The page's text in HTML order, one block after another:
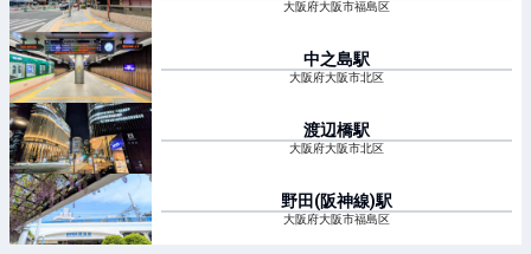
大阪府大阪市福島区
中之島駅
大阪府大阪市北区
渡辺橋駅
大阪府大阪市北区
野田(阪神線)駅
大阪府大阪市福島区